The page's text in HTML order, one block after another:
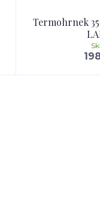
Termohrnek